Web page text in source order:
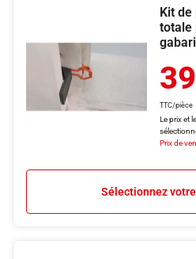
Kit de
totale
39
TTC/pièce
Le prix et
Prix de
Sélectionnez